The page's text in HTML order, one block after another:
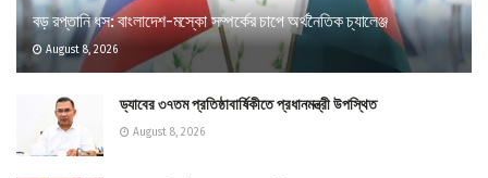
বড় রপ্তানি ধস: বাংলাদেশ-মস্কো সম্পর্কের চাপে অর্থনৈতিক চ্যালেঞ্জ
August 8, 2026
ড্যাবের ৩৭তম প্রতিষ্ঠাবার্ষিকীতে প্রধানমন্ত্রী উপস্থিত
August 8, 2026